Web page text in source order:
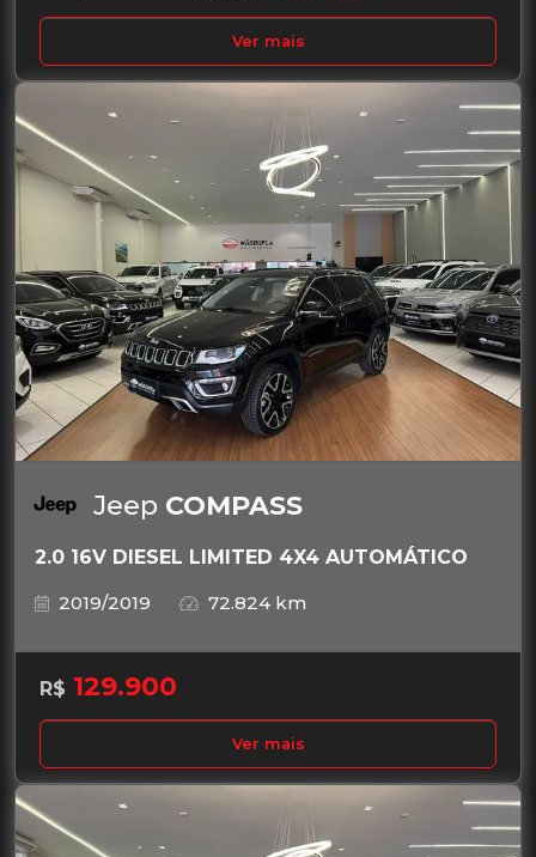
Ver mais
Jeep COMPASS
2.0 16V DIESEL LIMITED 4X4 AUTOMÁTICO
2019/2019
72.824 km
R$ 129.900
Ver mais